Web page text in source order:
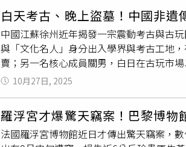
（Apollo Gallery）的窗戶，展開不到7分
搭乘由另外2人駕駛的摩托車離開現場。
（Marie Louise）的祖母綠鑽石項鍊，以
（Napoleon III）之妻歐仁妮皇后（
物，包括手套、高能見度背心與金屬切割
璃櫃、直接入侵畫廊的２名嫌犯之一。據
Instagram上以「Doudou Cross Bitume」
bitume）為口號，內容包括重機特技、街
款強勁的「超級速克達」正是羅浮宮竊賊
白天考古、晚上盜墓！中國非
中國江蘇徐州近年揭發一宗震動考古與古
與「文化名人」身分出入學界與考古工地
賣；另一名核心成員關男，白日在古玩市
後一名涉案嫌疑人被提起公訴，此案涉二
距今約7,300年的北辛文化延續至民國，
湃新聞》與《上游新聞》報導，整起事件
帶泥鏽的弓形器，經專家祕密複核，確認
物。徐州市公安局便以此成立專案小組，
10月27日, 2025
羅浮宮才爆驚天竊案！巴黎博
法國羅浮宮博物館近日才傳出驚天竊案，